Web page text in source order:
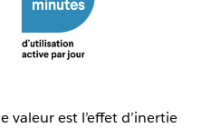
valeur est l’effet d’inertie